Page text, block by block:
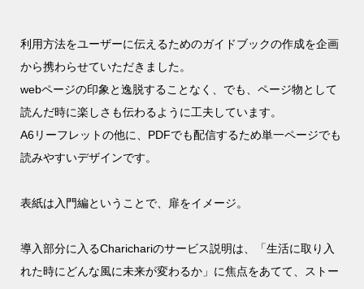
利用方法をユーザーに伝えるためのガイドブックの作成を企画
から携わらせていただきました。
webページの印象と逸脱することなく、でも、ページ物として
読んだ時に楽しさも伝わるように工夫しています。
A6リーフレットの他に、PDFでも配信するため単一ページでも
読みやすいデザインです。
表紙は入門編ということで、扉をイメージ。
導入部分に入るCharichariのサービス説明は、「生活に取り入
れた時にどんな風に未来が変わるか」に焦点をあてて、ストー